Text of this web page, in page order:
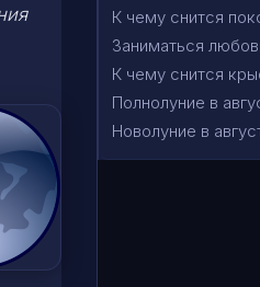
К чему снится
Заниматься
К чему снится
Полнолуние в
Новолуние в